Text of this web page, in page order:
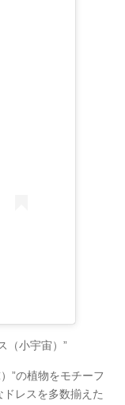
（小宇宙）”
”の植物をモチーフ
レスを多数揃えた